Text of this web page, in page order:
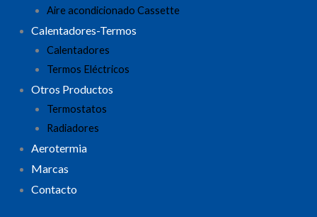
Aire acondicionado Cassette
Calentadores-Termos
Calentadores
Termos Eléctricos
Otros Productos
Termostatos
Radiadores
Aerotermia
Marcas
Contacto